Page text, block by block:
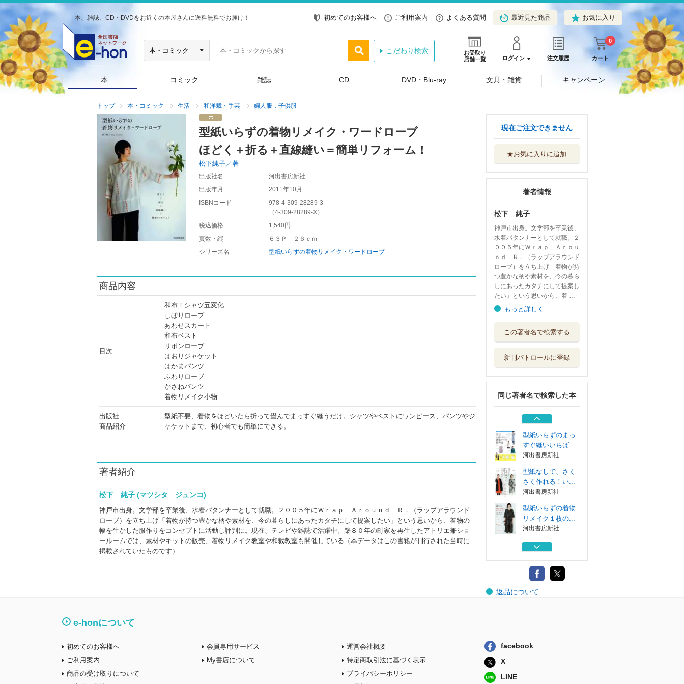
本、雑誌、CD・DVDをお近くの本屋さんに送料無料でお届け！ 初めてのお客様へ ご利用案内 よくある質問 最近見た商品 お気に入り
お受取り
店舗一覧
ログイン 注文履歴 カート
0
こだわり検索
本 コミック 雑誌 CD DVD・Blu-ray 文具・雑貨 キャンペーン
トップ 本・コミック 生活 和洋裁・手芸 婦人服，子供服
型紙いらずの着物リメイク・ワードローブ
ほどく＋折る＋直線縫い＝簡単リフォーム！
松下純子／著
出版社名
河出書房新社
出版年月
2011年10月
ISBNコード
978-4-309-28289-3
（4-309-28289-X）
税込価格
1,540円
頁数・縦
６３Ｐ ２６ｃｍ
シリーズ名
型紙いらずの着物リメイク・ワードローブ
商品内容
目次
和布Ｔシャツ五変化
しぼりローブ
あわせスカート
和布ベスト
リボンローブ
はおりジャケット
はかまパンツ
ふわりローブ
かさねパンツ
着物リメイク小物
出版社
商品紹介
型紙不要、着物をほどいたら折って畳んでまっすぐ縫うだけ。シャツやベストにワンピース、パンツやジ
ャケットまで、初心者でも簡単にできる。
著者紹介
松下 純子 (マツシタ ジュンコ)
神戸市出身。文学部を卒業後、水着パタンナーとして就職。２００５年にＷｒａｐ Ａｒｏｕｎｄ Ｒ．（ラップアラウンド
ローブ）を立ち上げ「着物が持つ豊かな柄や素材を、今の暮らしにあったカタチにして提案したい」という思いから、着物の
幅を生かした服作りをコンセプトに活動し評判に。現在、テレビや雑誌で活躍中。築８０年の町家を再生したアトリエ兼ショ
ールームでは、素材やキットの販売、着物リメイク教室や和裁教室も開催している（本データはこの書籍が刊行された当時に
掲載されていたものです）
現在ご注文できません
★お気に入りに追加
著者情報
松下 純子
神戸市出身。文学部を卒業後、
水着パタンナーとして就職。２
００５年にＷｒａｐ Ａｒｏｕ
ｎｄ Ｒ．（ラップアラウンド
ローブ）を立ち上げ「着物が持
つ豊かな柄や素材を、今の暮ら
しにあったカタチにして提案し
たい」という思いから、着 …
もっと詳しく
この著者名で検索する
新刊パトロールに登録
同じ著者名で検索した本
リメイク１枚の...
福祉心理学
型紙なしでまっす
ぐ縫いの着物リ...
日本ヴォーグ社
型紙いらずのまっ
すぐ縫いいちば...
河出書房新社
型紙なしで、さく
さく作れる！い...
河出書房新社
型紙いらずの着物
リメイク１枚の...
河出書房新社
福祉心理学
型紙なしでまっす
ぐ縫いの着物リ...
返品について
e-honについて
初めてのお客様へ
ご利用案内
商品の受け取りについて
会員専用サービス
My書店について
運営会社概要
特定商取引法に基づく表示
プライバシーポリシー
facebook
X
LINE